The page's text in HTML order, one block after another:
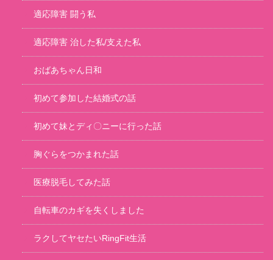
適応障害 闘う私
適応障害 治した私/支えた私
おばあちゃん日和
初めて参加した結婚式の話
初めて妹とディ〇ニーに行った話
胸ぐらをつかまれた話
医療脱毛してみた話
自転車のカギを失くしました
ラクしてヤセたいRingFit生活